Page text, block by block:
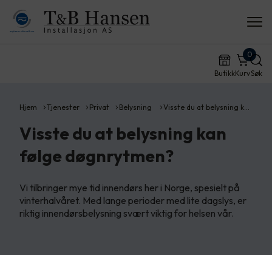
ButikkKurv
0
Søk
Hjem Tjenester Privat Belysning Visste du at belysning k…
Visste du at belysning kan
følge døgnrytmen?
Vi tilbringer mye tid innendørs her i Norge, spesielt på
vinterhalvåret. Med lange perioder med lite dagslys, er
riktig innendørsbelysning svært viktig for helsen vår.